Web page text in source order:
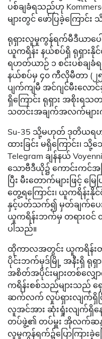
ပစ်ချခံရသည်ဟု
များတွင် ဖော်ပြခဲ့ကြောင်
ရုရှားလူမှုကွန်ရက်မီဒီယာပ
ယူကရိန်း နယ်စပ်ရှိ ရုရှား
ရဟတ်ယာဉ် ၁ စင်းပစ်ချခံ
နယ်စပ်မှ ၄၀ ကီလိုမီတာ (၂
ပျက်ကျမီ အင်ဂျင်မီးလေ
ရှိကြောင်း ရုရှား အစိုးရသ
သတင်းအချက်အလက်များ
Su-35 သို့မဟုတ် ဒုတိယရ
ထားခြင်း မရှိကြောင်း၊
Telegram ချန်နယ်
သောဗီဒီယို၌ ကောင်းကင်အ
ပြီး မီးတောက်များဖြင့်
တွေ့ရကြောင်း၊ ယူကရိန်း
နှင့်ပတ်သက်၍ မှတ်ချက်ပေ
ယူကရိန်းဘက်မှ တရားဝင် တုံ့
ပါသည်။
ထိုကာလအတွင်း ယူကရိန်းတ
ပိုင်းဘက်မုဒ်မြို့ အနီးရှိ ရုရှ
အစိတ်အပိုင်းများတစ်လျှေ
ကရိန်းစစ်သည်များသည် ရှ
ဆက်လက် လှုပ်ရှားလျက်ရှိ
လူအင်အား ဆုံးရှုံးလျက်ရှိ
တပ်ဖွဲ့၏ တပ်မှူး အိုလက်ဆန္
လူမှုကွန်ရက်၌ပြောကြားခဲ့